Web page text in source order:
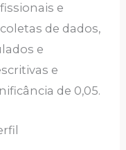
e
de dados,
e
e
de 0,05.